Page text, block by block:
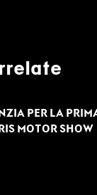
PER LA
MOTOR SHOW